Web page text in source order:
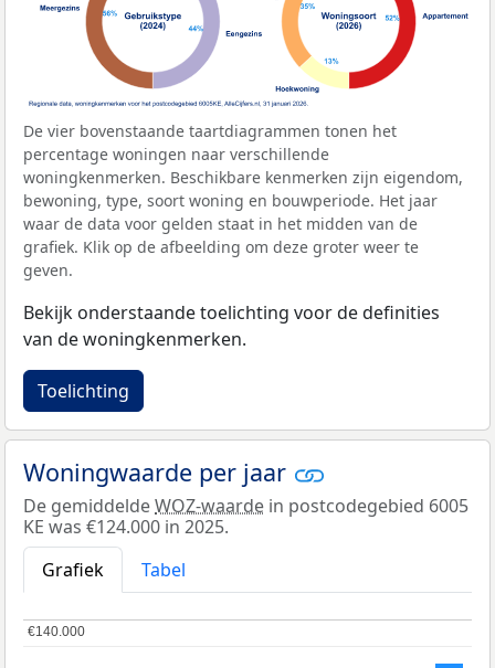
De vier bovenstaande taartdiagrammen tonen het
percentage woningen naar verschillende
woningkenmerken. Beschikbare kenmerken zijn eigendom,
bewoning, type, soort woning en bouwperiode. Het jaar
waar de data voor gelden staat in het midden van de
grafiek. Klik op de afbeelding om deze groter weer te
geven.
Bekijk onderstaande toelichting voor de definities
van de woningkenmerken.
Toelichting
Woningwaarde per jaar
De gemiddeldeWOZ-waarde in postcodegebied 6005
KE was €124.000 in 2025.
Grafiek
Tabel
€140.000
€140.000